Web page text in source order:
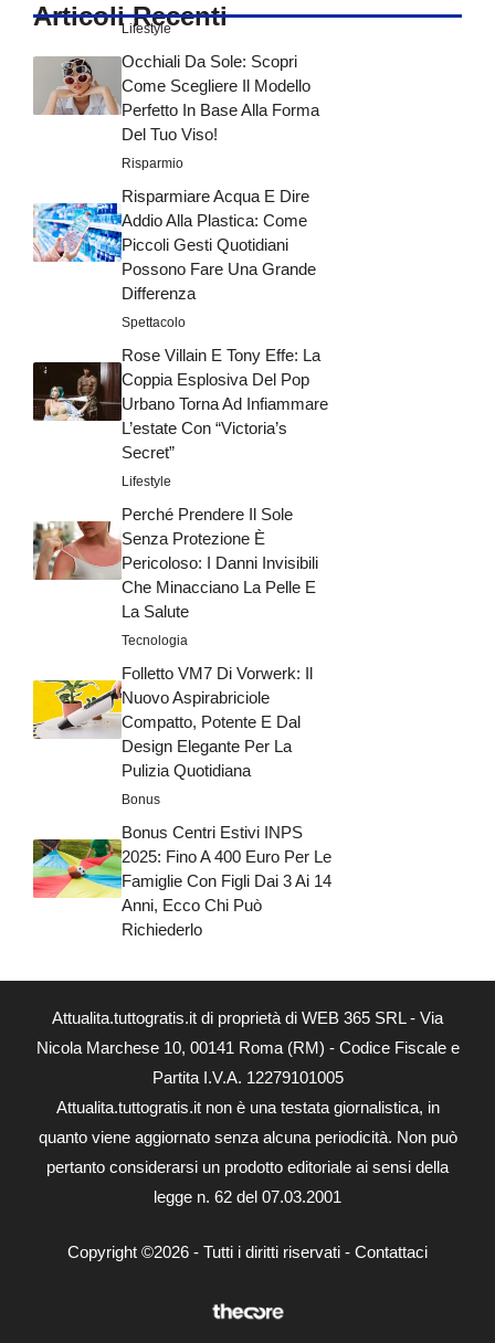
Articoli Recenti
Lifestyle
Occhiali Da Sole: Scopri
Come Scegliere Il Modello
Perfetto In Base Alla Forma
Del Tuo Viso!
Risparmio
Risparmiare Acqua E Dire
Addio Alla Plastica: Come
Piccoli Gesti Quotidiani
Possono Fare Una Grande
Differenza
Spettacolo
Rose Villain E Tony Effe: La
Coppia Esplosiva Del Pop
Urbano Torna Ad Infiammare
L’estate Con “Victoria’s
Secret”
Lifestyle
Perché Prendere Il Sole
Senza Protezione È
Pericoloso: I Danni Invisibili
Che Minacciano La Pelle E
La Salute
Tecnologia
Folletto VM7 Di Vorwerk: Il
Nuovo Aspirabriciole
Compatto, Potente E Dal
Design Elegante Per La
Pulizia Quotidiana
Bonus
Bonus Centri Estivi INPS
2025: Fino A 400 Euro Per Le
Famiglie Con Figli Dai 3 Ai 14
Anni, Ecco Chi Può
Richiederlo
Attualita.tuttogratis.it di proprietà di WEB 365 SRL - Via
Nicola Marchese 10, 00141 Roma (RM) - Codice Fiscale e
Partita I.V.A. 12279101005
Attualita.tuttogratis.it non è una testata giornalistica, in
quanto viene aggiornato senza alcuna periodicità. Non può
pertanto considerarsi un prodotto editoriale ai sensi della
legge n. 62 del 07.03.2001
Copyright ©2026 - Tutti i diritti riservati - Contattaci